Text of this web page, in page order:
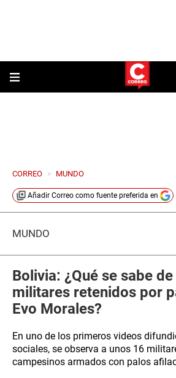
CORREO > MUNDO
Añadir Correo como fuente preferida en
MUNDO
Bolivia: ¿Qué se sabe
militares retenidos por
Evo Morales?
En uno de los primeros videos
sociales, se observa a unos 16
campesinos armados con palos